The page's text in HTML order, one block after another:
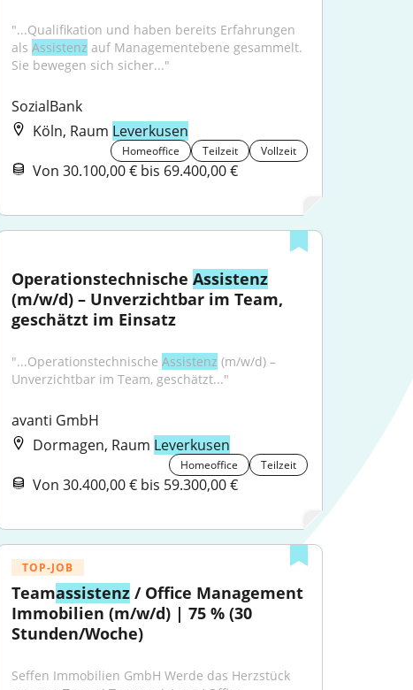
"...Qualifikation und haben bereits Erfahrungen
als Assistenz auf Managementebene gesammelt.
Sie bewegen sich sicher..."
SozialBank
Köln, Raum Leverkusen
Homeoffice Teilzeit Vollzeit
Von 30.100,00 € bis 69.400,00 €
Operationstechnische Assistenz
(m/w/d) – Unverzichtbar im Team,
geschätzt im Einsatz
"...Operationstechnische Assistenz (m/w/d) –
Unverzichtbar im Team, geschätzt..."
avanti GmbH
Dormagen, Raum Leverkusen
Homeoffice Teilzeit
Von 30.400,00 € bis 59.300,00 €
TOP-JOB
Teamassistenz / Office Management
Immobilien (m/w/d) | 75 % (30
Stunden/Woche)
Seffen Immobilien GmbH Werde das Herzstück